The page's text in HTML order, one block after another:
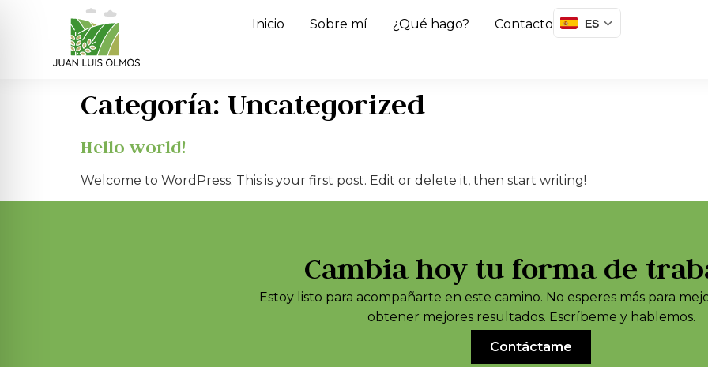
Inicio Sobre mí ¿Qué hago? Contacto ES
Categoría: Uncategorized
Hello world!
Welcome to WordPress. This is your first post. Edit or delete it, then start writing!
Cambia hoy tu forma de
Estoy listo para acompañarte en este camino. No esperes más para
obtener mejores resultados. Escríbeme y hablemos.
Contáctame